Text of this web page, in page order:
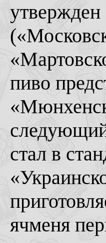
утвержден
пиво
стал в
ячменя